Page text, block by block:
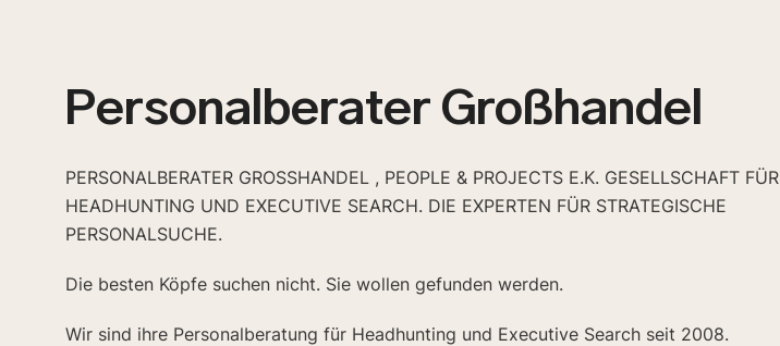
Personalberater Großhandel
PERSONALBERATER GROSSHANDEL , PEOPLE & PROJECTS E.K. GESELLSCHAFT FÜR H
EADHUNTING UND EXECUTIVE SEARCH. DIE EXPERTEN FÜR STRATEGISCHE P
ERSONALSUCHE.
Die besten Köpfe suchen nicht. Sie wollen gefunden werden.
Wir sind ihre Personalberatung für Headhunting und Executive Search seit 2008.